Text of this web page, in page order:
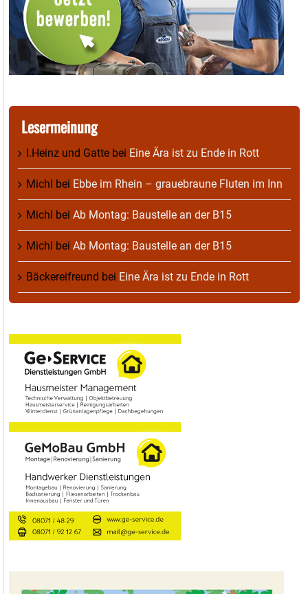
Lesermeinung
I.Heinz und Gatte bei Eine Ära ist zu Ende in Rott
Michl bei Ebbe im Rhein – grauebraune Fluten im Inn
Michl bei Ab Montag: Baustelle an der B15
Michl bei Ab Montag: Baustelle an der B15
Bäckereifreund bei Eine Ära ist zu Ende in Rott